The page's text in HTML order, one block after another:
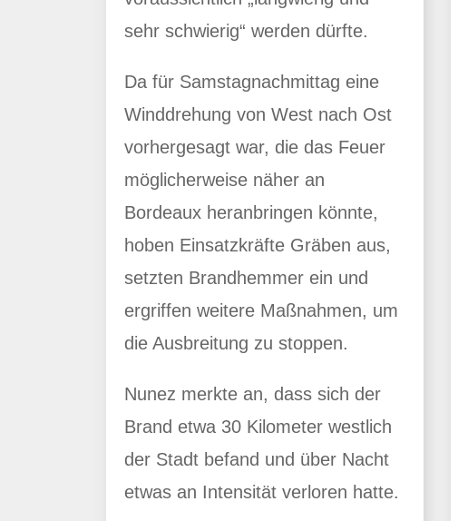
sehr schwierig“ werden dürfte.
Da für Samstagnachmittag eine
Winddrehung von West nach Ost
vorhergesagt war, die das Feuer
möglicherweise näher an
Bordeaux heranbringen könnte,
hoben Einsatzkräfte Gräben aus,
setzten Brandhemmer ein und
ergriffen weitere Maßnahmen, um
die Ausbreitung zu stoppen.
Nunez merkte an, dass sich der
Brand etwa 30 Kilometer westlich
der Stadt befand und über Nacht
etwas an Intensität verloren hatte.